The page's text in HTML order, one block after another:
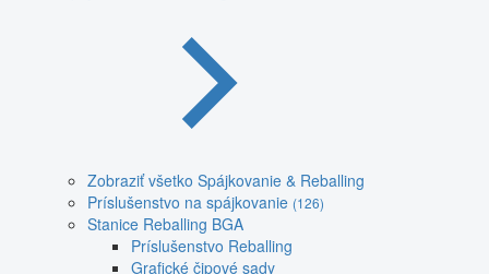
Zobraziť všetko Spájkovanie & Reballing
Príslušenstvo na spájkovanie (126)
Stanice Reballing BGA
Príslušenstvo Reballing
Grafické čipové sady